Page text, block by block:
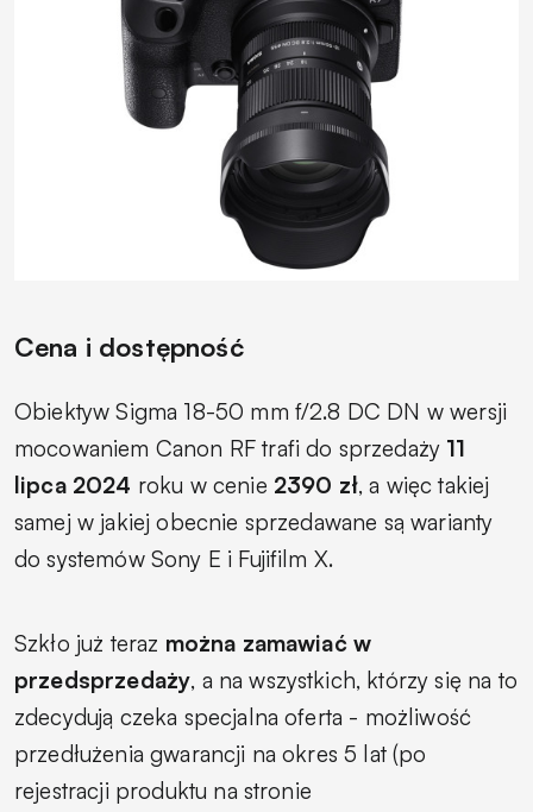
Cena i dostępność
Obiektyw Sigma 18-50 mm f/2.8 DC DN w wersji
mocowaniem Canon RF trafi do sprzedaży 11
lipca 2024 roku w cenie 2390 zł, a więc takiej
samej w jakiej obecnie sprzedawane są warianty
do systemów Sony E i Fujifilm X.
Szkło już teraz można zamawiać w
przedsprzedaży, a na wszystkich, którzy się na to
zdecydują czeka specjalna oferta - możliwość
przedłużenia gwarancji na okres 5 lat (po
rejestracji produktu na stronie